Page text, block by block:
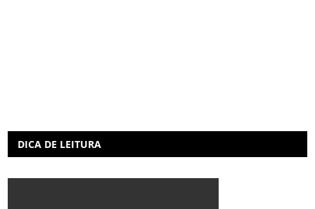
DICA DE LEITURA